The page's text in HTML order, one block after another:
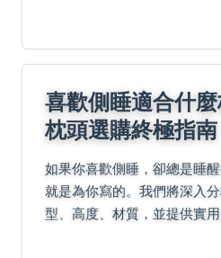
喜歡側睡適合什
枕頭選購終極指南
如果你喜歡側睡，卻總是睡
就是為你寫的。我們將深入
型、高度、材質，並提供實